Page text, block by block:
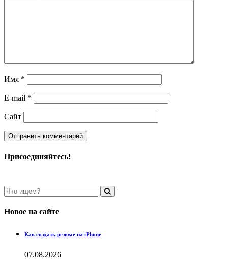
Имя *
E-mail *
Сайт
Присоединяйтесь!
Новое на сайте
Как создать резюме на iPhone
07.08.2026